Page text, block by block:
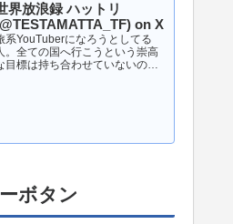
界放浪録 ハットリ
on X
系YouTuberになろうとしてる
。全ての国へ行こうという崇高
目標は持ち合わせていないので
ボタン